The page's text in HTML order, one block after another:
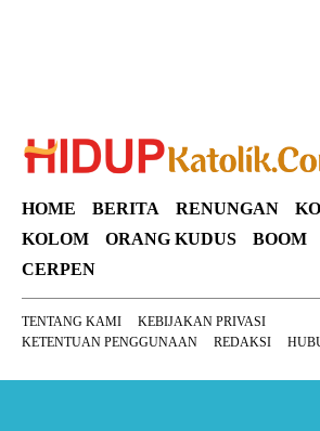
HOME BERITA RENUNGAN
KOLOM
ORANG KUDUS BOOM
CERPEN
TENTANG KAMI
KEBIJAKAN PRIVASI
KETENTUAN PENGGUNAAN
REDAKSI